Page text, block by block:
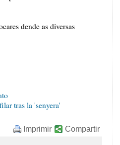
dende as diversas
tras la 'senyera'
Compartir
Imprimir